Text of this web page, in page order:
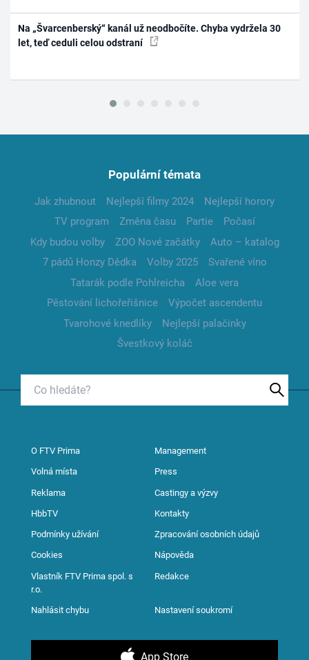
Na „Švarcenberský“ kanál už neodbočíte. Chyba vydržela 30
let, teď ceduli celou odstraní
Populární témata
Jak zhubnout Nejlepší filmy 2024
Nejlepší horory
TV program
Změna času Partie
Počasí
Kdy budou volby
ZOO Nové začátky
Auto – katalog
7 pádů Honzy Dědka
Volby 2025
Svařené víno
Tatarák podle Pohlreicha
Aloe vera
Pěstování lichořeřišnice
Výpočet ascendentu
Tvarohové knedlíky
Nejlepší palačinky
Švestkový koláč
O FTV Prima Management
Volná místa Press
Reklama Castingy a výzvy
HbbTV Kontakty
Podmínky užívání Zpracování osobních údajů
Cookies Nápověda
Vlastník FTV Prima spol. s
r.o.
Redakce
Nahlásit chybu Nastavení soukromí
App Store